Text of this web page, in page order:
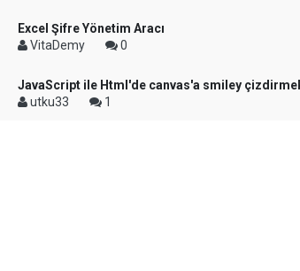
Excel Şifre Yönetim Aracı
VitaDemy
0
JavaScript ile Html'de canvas'a smiley
utku33
1